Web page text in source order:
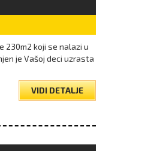
230m2 koji se nalazi u
je Vašoj deci uzrasta
VIDI DETALJE